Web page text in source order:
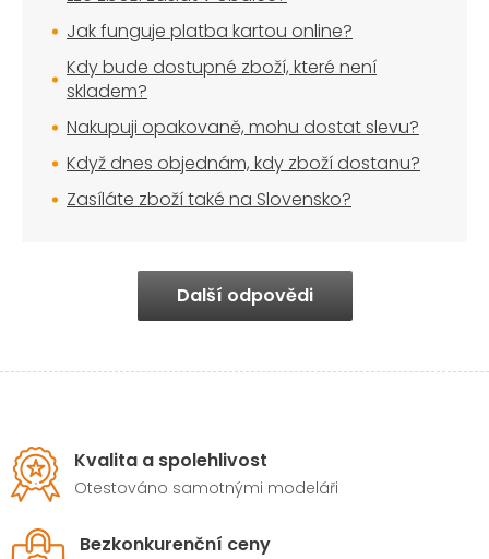
Jak funguje platba kartou online?
Kdy bude dostupné zboží, které není
skladem?
Nakupuji opakovaně, mohu dostat slevu?
Když dnes objednám, kdy zboží dostanu?
Zasíláte zboží také na Slovensko?
Další odpovědi
Kvalita a spolehlivost
Otestováno samotnými modeláři
Bezkonkurenční ceny